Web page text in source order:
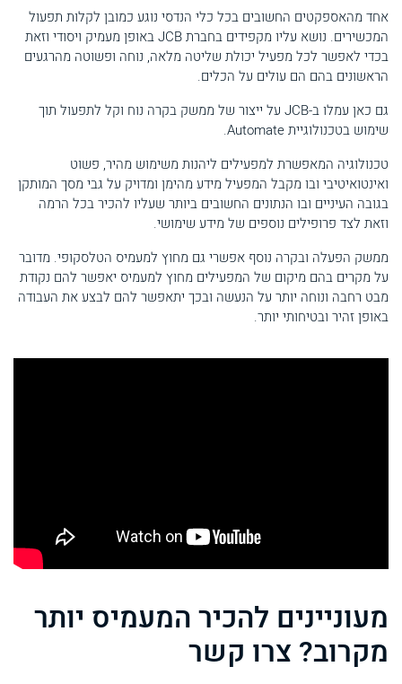
אחד מהאספקטים החשובים בכל כלי הנדסי נוגע כמובן לקלות תפעול
המכשירים. נושא עליו מקפידים בחברת JCB באופן מעמיק ויסודי וזאת
בכדי לאפשר לכל מפעיל יכולת שליטה מלאה, נוחה ופשוטה מהרגעים
הראשונים בהם הם עולים על הכלים.
גם כאן עמלו ב-JCB על ייצור של ממשק בקרה נוח וקל לתפעול תוך
שימוש בטכנולוגיית Automate.
טכנולוגיה המאפשרת למפעילים ליהנות משימוש מהיר, פשוט
ואינטואיטיבי ובו מקבל המפעיל מידע מהימן ומדויק על גבי מסך המותקן
בגובה העיניים ובו הנתונים החשובים ביותר שעליו להכיר בכל הרמה
וזאת לצד פרופילים נוספים של מידע שימושי.
ממשק הפעלה ובקרה נוסף אפשרי גם מחוץ למעמיס הטלסקופי. מדובר
על מקרים בהם מיקום של המפעילים מחוץ למעמיס יאפשר להם נקודת
מבט רחבה ונוחה יותר על הנעשה ובכך יתאפשר להם לבצע את העבודה
באופן זהיר ובטיחותי יותר.
מעוניינים להכיר המעמיס יותר
מקרוב? צרו קשר